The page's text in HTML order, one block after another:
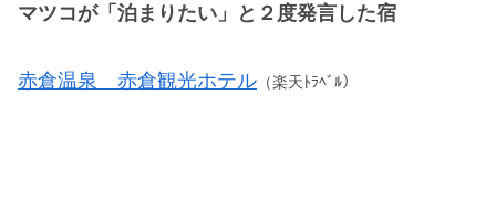
マツコが「泊まりたい」と２度発言した宿
赤倉温泉 赤倉観光ホテル （楽天ﾄﾗﾍﾞﾙ）